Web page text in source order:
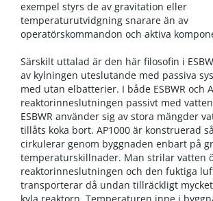
exempel styrs de av gravitation eller
temperaturutvidgning snarare än av
operatörskommandon och aktiva
Särskilt uttalad är den här filosofin i
av kylningen uteslutande med passiva
med utan elbatterier. I både ESBWR och
reaktorinneslutningen passivt med
ESBWR använder sig av stora mängder
tillåts koka bort. AP1000 är konstruerad
cirkulerar genom byggnaden enbart på
temperaturskillnader. Man strilar vatten
reaktorinneslutningen och den fuktiga
transporterar då undan tillräckligt